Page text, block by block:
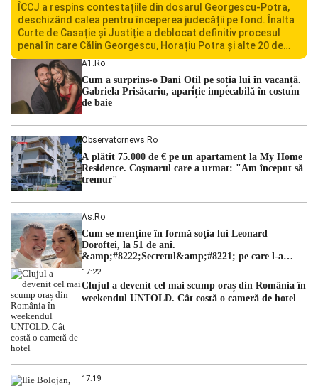
ÎCCJ a respins contestațiile din dosarul Georgescu-Potra,
deschizând calea pentru începerea judecății pe fond. Înalta
Curte de Casație și Justiție a deblocat definitiv procesul
penal în care Călin Georgescu, Horațiu Potra și alte 20 de
persoane sunt acuzați de acțiuni îndreptate împotriva
ordinii constituționale. În ședința din camera preliminară,
judecătorii de la instanța supremă au […]
A1.ro
Cum a surprins-o Dani Oțil pe soția lui în vacanță.
Gabriela Prisăcariu, apariție impecabilă în costum
de baie
Observatornews.ro
A plătit 75.000 de € pe un apartament la My Home
Residence. Coşmarul care a urmat: "Am început să
tremur"
As.ro
Cum se menţine în formă soţia lui Leonard
Doroftei, la 51 de ani.
&amp;#8222;Secretul&amp;#8221; pe care l-a
dezvăluit
17:22
Clujul a devenit cel mai scump oraș din România în
weekendul UNTOLD. Cât costă o cameră de hotel
17:19